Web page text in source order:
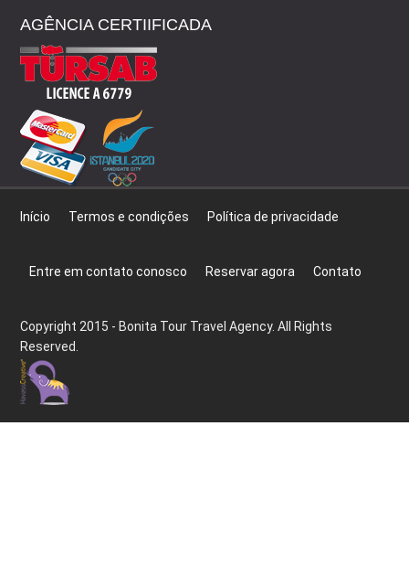
AGÊNCIA CERTIIFICADA
Início Termos e condições Política de privacidade
Entre em contato conosco Reservar agora Contato
Copyright 2015 - Bonita Tour Travel Agency. All Rights
Reserved.